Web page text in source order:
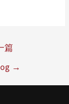
篇
→